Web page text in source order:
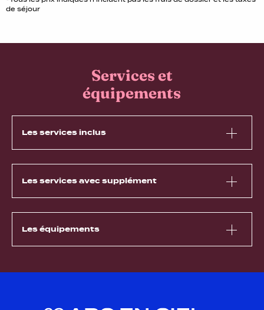
de séjour
Services et
équipements
Les services inclus
Les services avec supplément
Les équipements